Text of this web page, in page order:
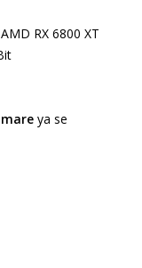
RX 6800 XT
ya se